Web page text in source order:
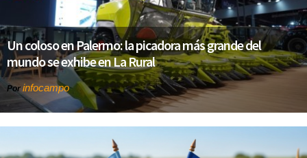
Un coloso en Palermo: la picadora más grande del
mundo se exhibe en La Rural
Por infocampo